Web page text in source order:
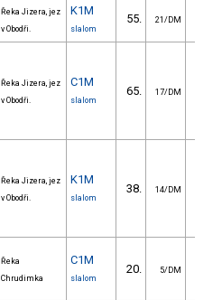
Řeka Jizera, jez
v Obodři.
K1M
slalom
55. 21/DM
Řeka Jizera, jez
v Obodři.
C1M
slalom
65. 17/DM
Řeka Jizera, jez
v Obodři.
K1M
slalom
38. 14/DM
Řeka
Chrudimka
C1M
slalom
20. 5/DM